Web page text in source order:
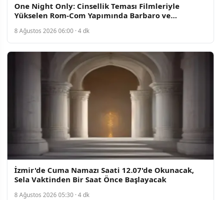
One Night Only: Cinsellik Teması Filmleriyle
Yükselen Rom-Com Yapımında Barbaro ve
8 Ağustos 2026 06:00 · 4 dk
İzmir'de Cuma Namazı Saati 12.07'de Okunacak,
Sela Vaktinden Bir Saat Önce Başlayacak
8 Ağustos 2026 05:30 · 4 dk